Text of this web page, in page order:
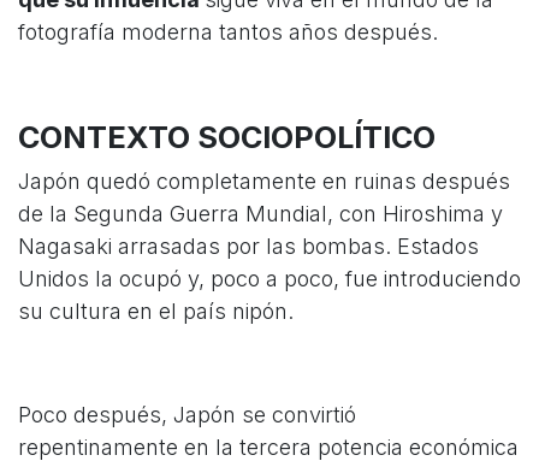
fotografía moderna tantos años después.
CONTEXTO SOCIOPOLÍTICO
Japón quedó completamente en ruinas después
de la Segunda Guerra Mundial, con Hiroshima y
Nagasaki arrasadas por las bombas. Estados
Unidos la ocupó y, poco a poco, fue introduciendo
su cultura en el país nipón.
Poco después, Japón se convirtió
repentinamente en la tercera potencia económica